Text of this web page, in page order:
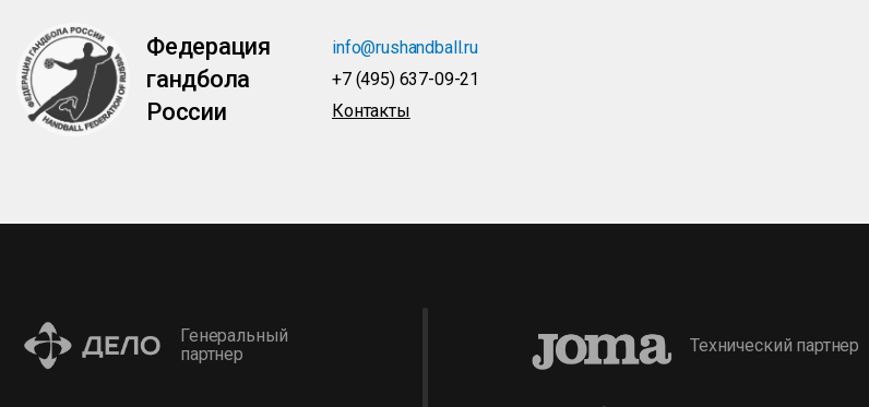
Федерация
гандбола
России
info@rushandball.ru
+7 (495) 637-09-21
Контакты
Генеральный
партнер
Технический партнер